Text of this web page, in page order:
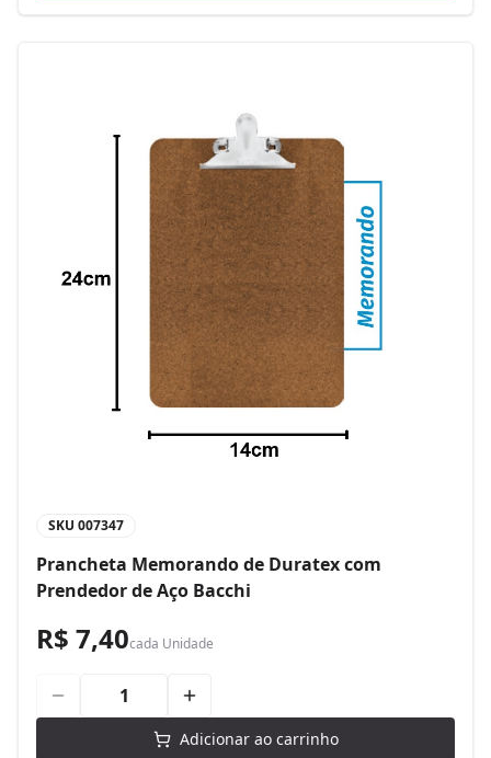
SKU 007347
Prancheta Memorando de Duratex com
Prendedor de Aço Bacchi
R$ 7,40cada Unidade
Adicionar ao carrinho